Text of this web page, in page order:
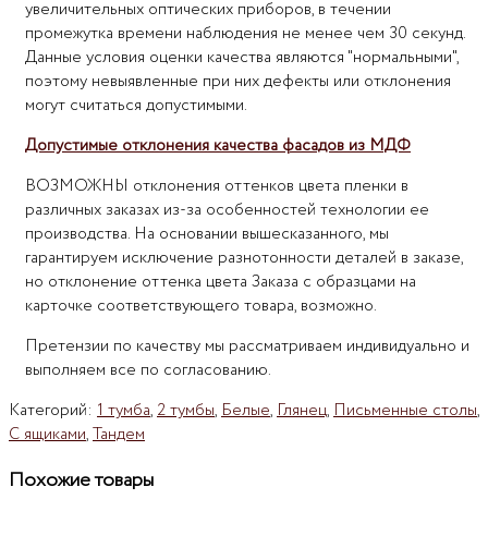
увеличительных оптических приборов, в течении
промежутка времени наблюдения не менее чем 30 секунд.
Данные условия оценки качества являются "нормальными",
поэтому невыявленные при них дефекты или отклонения
могут считаться допустимыми.
Допустимые отклонения качества фасадов из МДФ
ВОЗМОЖНЫ отклонения оттенков цвета пленки в
различных заказах из-за особенностей технологии ее
производства. На основании вышесказанного, мы
гарантируем исключение разнотонности деталей в заказе,
но отклонение оттенка цвета Заказа с образцами на
карточке соответствующего товара, возможно.
Претензии по качеству мы рассматриваем индивидуально и
выполняем все по согласованию.
Категорий: 1 тумба,2 тумбы,Белые,Глянец,Письменные столы,
С ящиками,Тандем
Похожие товары